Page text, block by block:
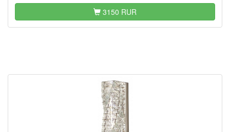
3150 RUR